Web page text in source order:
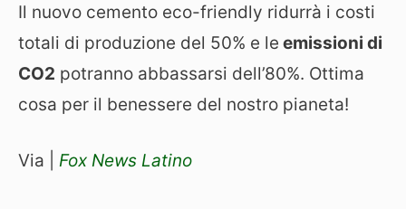
Il nuovo cemento eco-friendly ridurrà i costi
totali di produzione del 50% e le emissioni di
CO2 potranno abbassarsi dell’80%. Ottima
cosa per il benessere del nostro pianeta!
Via | Fox News Latino